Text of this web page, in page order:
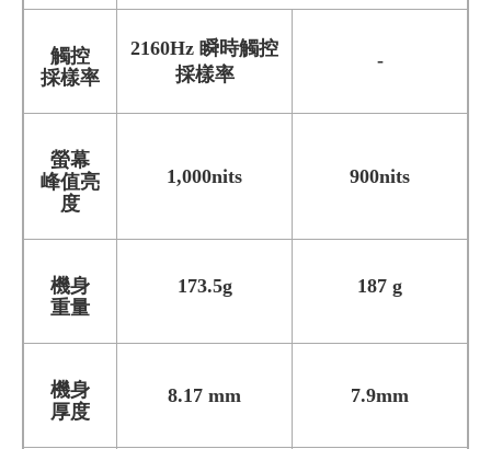
觸控
採樣率
2160Hz 瞬時觸控
採樣率
-
螢幕
峰值亮
度
1,000nits 900nits
機身
重量
173.5g 187 g
機身
厚度
8.17 mm 7.9mm